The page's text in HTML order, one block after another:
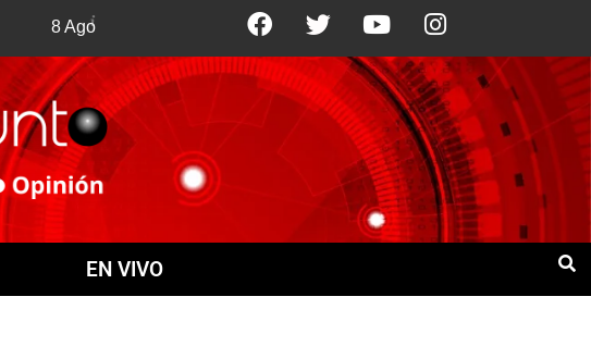
+21°C +22°C 10 Ago
EN VIVO